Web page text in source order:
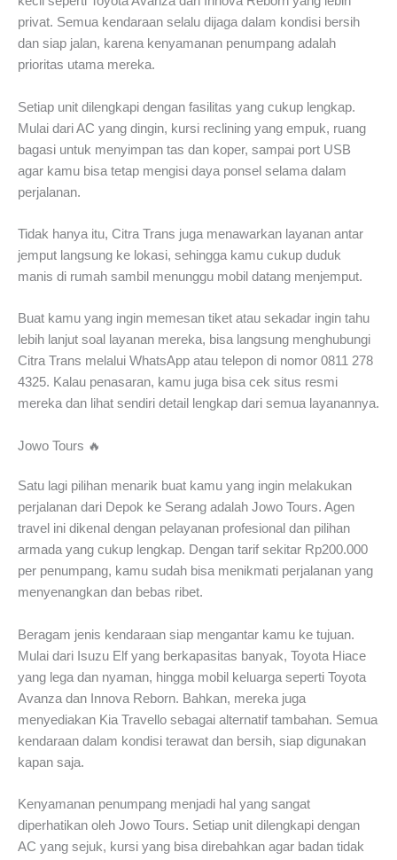
privat. Semua kendaraan selalu dijaga dalam kondisi bersih
dan siap jalan, karena kenyamanan penumpang adalah
prioritas utama mereka.
Setiap unit dilengkapi dengan fasilitas yang cukup lengkap.
Mulai dari AC yang dingin, kursi reclining yang empuk, ruang
bagasi untuk menyimpan tas dan koper, sampai port USB
agar kamu bisa tetap mengisi daya ponsel selama dalam
perjalanan.
Tidak hanya itu, Citra Trans juga menawarkan layanan antar
jemput langsung ke lokasi, sehingga kamu cukup duduk
manis di rumah sambil menunggu mobil datang menjemput.
Buat kamu yang ingin memesan tiket atau sekadar ingin tahu
lebih lanjut soal layanan mereka, bisa langsung menghubungi
Citra Trans melalui WhatsApp atau telepon di nomor 0811 278
4325. Kalau penasaran, kamu juga bisa cek situs resmi
mereka dan lihat sendiri detail lengkap dari semua layanannya.
Jowo Tours 🔥
Satu lagi pilihan menarik buat kamu yang ingin melakukan
perjalanan dari Depok ke Serang adalah Jowo Tours. Agen
travel ini dikenal dengan pelayanan profesional dan pilihan
armada yang cukup lengkap. Dengan tarif sekitar Rp200.000
per penumpang, kamu sudah bisa menikmati perjalanan yang
menyenangkan dan bebas ribet.
Beragam jenis kendaraan siap mengantar kamu ke tujuan.
Mulai dari Isuzu Elf yang berkapasitas banyak, Toyota Hiace
yang lega dan nyaman, hingga mobil keluarga seperti Toyota
Avanza dan Innova Reborn. Bahkan, mereka juga
menyediakan Kia Travello sebagai alternatif tambahan. Semua
kendaraan dalam kondisi terawat dan bersih, siap digunakan
kapan saja.
Kenyamanan penumpang menjadi hal yang sangat
diperhatikan oleh Jowo Tours. Setiap unit dilengkapi dengan
AC yang sejuk, kursi yang bisa direbahkan agar badan tidak